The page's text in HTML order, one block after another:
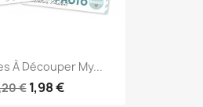
À Découper My...
€ 1,98 €